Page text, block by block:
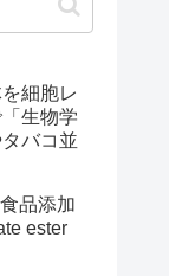
細胞レ
生物学
バコ並
品添加
ester